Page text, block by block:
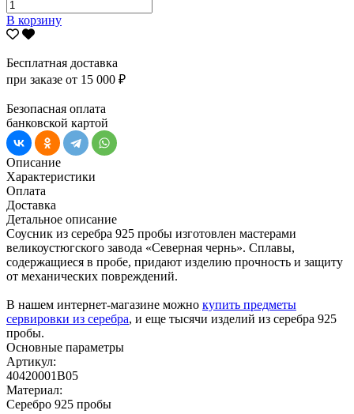
В корзину
Бесплатная доставка
при заказе от 15 000 ₽
Безопасная оплата
банковской картой
Описание
Характеристики
Оплата
Доставка
Детальное описание
Соусник из серебра 925 пробы изготовлен мастерами
великоустюгского завода «Северная чернь». Сплавы,
содержащиеся в пробе, придают изделию прочность и защиту
от механических повреждений.
В нашем интернет-магазине можно купить предметы
сервировки из серебра, и еще тысячи изделий из серебра 925
пробы.
Основные параметры
Артикул:
40420001В05
Материал:
Серебро 925 пробы